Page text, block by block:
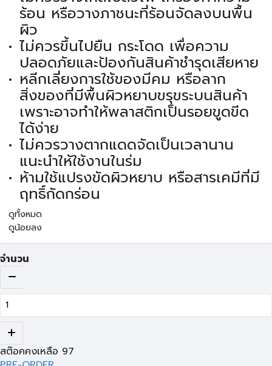
ร้อน หรือวางภาชนะที่ร้อนจัดลงบนพื้น
ผิว
ไม่ควรขึ้นไปยืน กระโดด เพื่อความ
ปลอดภัยและป้องกันสินค้าชำรุดเสียหาย
หลีกเลี่ยงการใช้ของมีคม หรือลาก
สิ่งของที่มีพื้นผิวหยาบขรุขระบนสินค้า
เพราะอาจทำให้พลาสติกเป็นรอยขูดขีด
ได้ง่าย
ไม่ควรวางตากแดดจัดเป็นเวลานาน
แนะนำให้ใช้งานในร่ม
ห้ามใช้แปรงขัดผิวหยาบ หรือสารเคมีที่มี
ฤทธิ์กัดกร่อน
ดูทั้งหมด
ดูน้อยลง
จำนวน
สต๊อคคงเหลือ 97